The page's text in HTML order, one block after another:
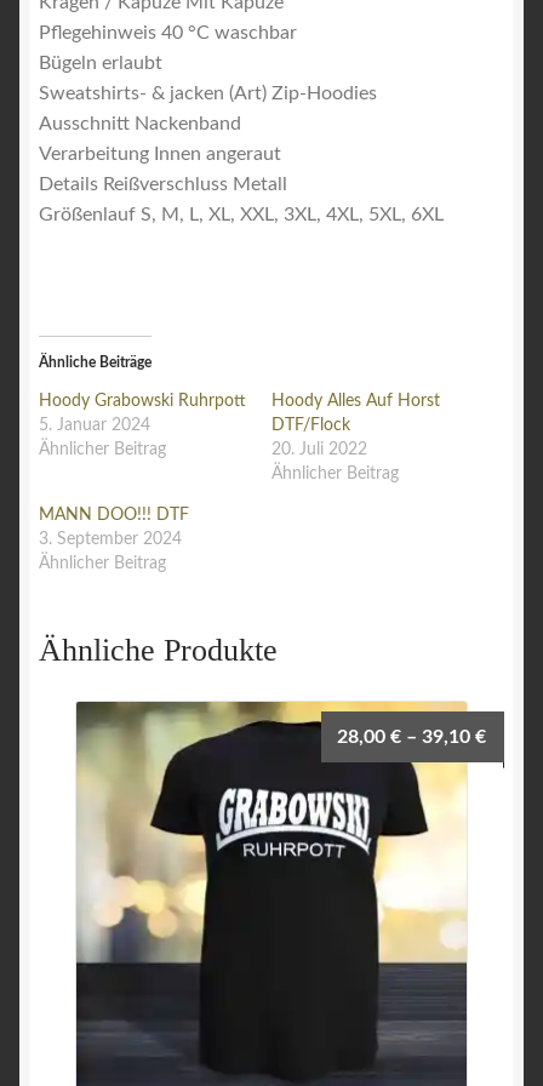
Pflegehinweis 40 °C waschbar
Bügeln erlaubt
Sweatshirts- & jacken (Art) Zip-Hoodies
Ausschnitt Nackenband
Verarbeitung Innen angeraut
Details Reißverschluss Metall
Größenlauf S, M, L, XL, XXL, 3XL, 4XL, 5XL, 6XL
Ähnliche Beiträge
Hoody Grabowski Ruhrpott
5. Januar 2024
Ähnlicher Beitrag
Hoody Alles Auf Horst
DTF/Flock
20. Juli 2022
Ähnlicher Beitrag
MANN DOO!!! DTF
3. September 2024
Ähnlicher Beitrag
Ähnliche Produkte
28,00€ –39,10€